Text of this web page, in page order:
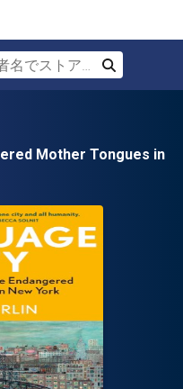
でストアを検索
検索
Mother Tongues in